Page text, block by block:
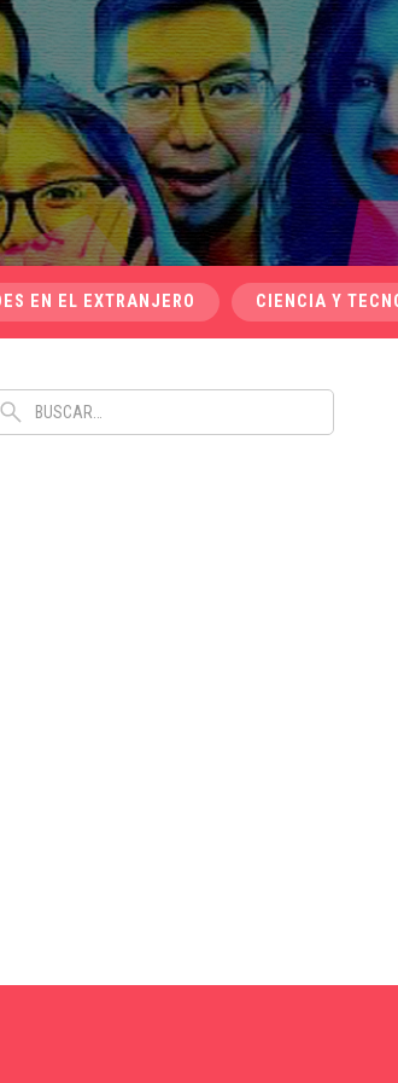
EN EL EXTRANJERO CIENCIA Y